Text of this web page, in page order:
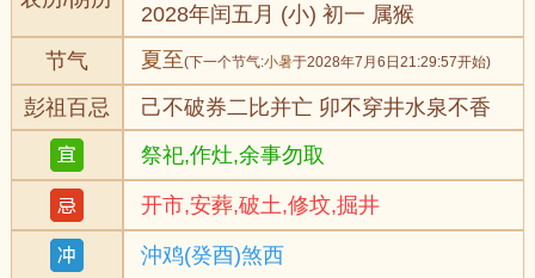
2028年闰五月 (小) 初一 属猴
节气
夏至(下一个节气:小暑于2028年7月6日21:29:57开始)
彭祖百忌
己不破券二比并亡 卯不穿井水泉不香
祭祀,作灶,余事勿取
开市,安葬,破土,修坟,掘井
沖鸡(癸酉)煞西